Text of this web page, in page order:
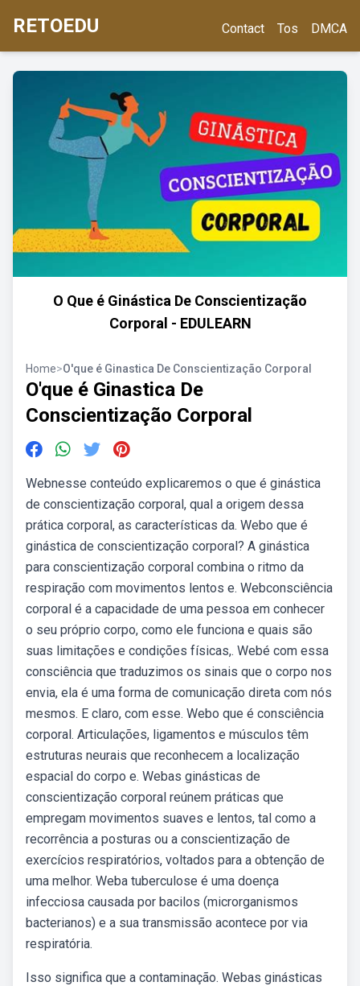
RETOEDU Contact Tos DMCA
O Que é Ginástica De Conscientização
Corporal - EDULEARN
Home>O'que é Ginastica De Conscientização Corporal
O'que é Ginastica De
Conscientização Corporal
Webnesse conteúdo explicaremos o que é ginástica
de conscientização corporal, qual a origem dessa
prática corporal, as características da. Webo que é
ginástica de conscientização corporal? A ginástica
para conscientização corporal combina o ritmo da
respiração com movimentos lentos e. Webconsciência
corporal é a capacidade de uma pessoa em conhecer
o seu próprio corpo, como ele funciona e quais são
suas limitações e condições físicas,. Webé com essa
consciência que traduzimos os sinais que o corpo nos
envia, ela é uma forma de comunicação direta com nós
mesmos. E claro, com esse. Webo que é consciência
corporal. Articulações, ligamentos e músculos têm
estruturas neurais que reconhecem a localização
espacial do corpo e. Webas ginásticas de
conscientização corporal reúnem práticas que
empregam movimentos suaves e lentos, tal como a
recorrência a posturas ou a conscientização de
exercícios respiratórios, voltados para a obtenção de
uma melhor. Weba tuberculose é uma doença
infecciosa causada por bacilos (microrganismos
bacterianos) e a sua transmissão acontece por via
respiratória.
Isso significa que a contaminação. Webas ginásticas